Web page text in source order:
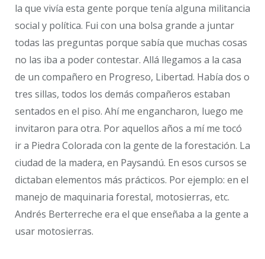
la que vivía esta gente porque tenía alguna militancia
social y política. Fui con una bolsa grande a juntar
todas las preguntas porque sabía que muchas cosas
no las iba a poder contestar. Allá llegamos a la casa
de un compañero en Progreso, Libertad. Había dos o
tres sillas, todos los demás compañeros estaban
sentados en el piso. Ahí me engancharon, luego me
invitaron para otra. Por aquellos años a mí me tocó
ir a Piedra Colorada con la gente de la forestación. La
ciudad de la madera, en Paysandú. En esos cursos se
dictaban elementos más prácticos. Por ejemplo: en el
manejo de maquinaria forestal, motosierras, etc.
Andrés Berterreche era el que enseñaba a la gente a
usar motosierras.